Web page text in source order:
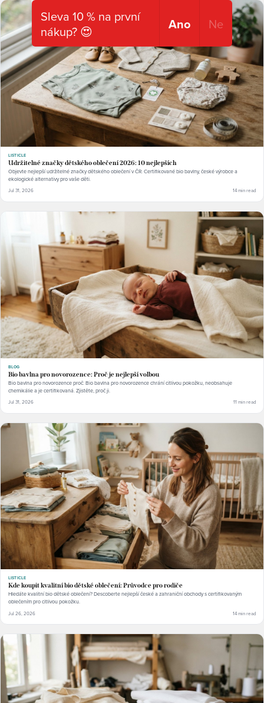
LISTICLE
Udržitelné značky dětského oblečení 2026: 10 nejlepších
Objevte nejlepší udržitelné značky dětského oblečení v ČR. Certifikované bio bavlny, české výrobce a
ekologické alternativy pro vaše děti.
Jul 31, 2026 14 min read
BLOG
Bio bavlna pro novorozence: Proč je nejlepší volbou
Bio bavlna pro novorozence proč: Bio bavlna pro novorozence chrání citlivou pokožku, neobsahuje
chemikálie a je certifikovaná. Zjistěte, proč ji.
Jul 31, 2026 11 min read
LISTICLE
Kde koupit kvalitní bio dětské oblečení: Průvodce pro rodiče
Hledáte kvalitní bio dětské oblečení? Descoberte nejlepší české a zahraniční obchody s certifikovaným
oblečením pro citlivou pokožku.
Jul 26, 2026 14 min read
Sleva 10 % na první
nákup? 😍
Ano Ne